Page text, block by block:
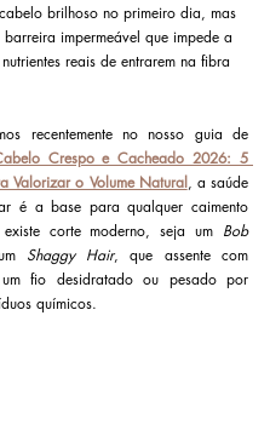
brilhoso no primeiro dia, mas
impermeável que impede a
reais de entrarem na fibra
Crespo e Cacheado 2026: 5
Valorizar o Volume Natural, a saúde
é a base para qualquer caimento
corte moderno, seja um Bob
Shaggy Hair, que assente com
fio desidratado ou pesado por
químicos.